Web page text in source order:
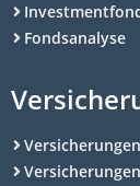
Fondsanalyse